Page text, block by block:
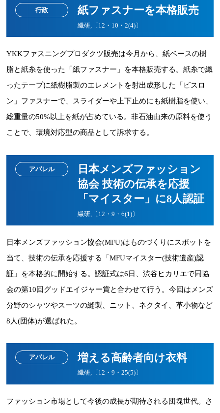
行政 紙ファスナーを本格販売
繊研,〔12・10・2(4)〕
YKKファスニングプロダクツ販売は今月から、紙ベースの樹
脂と紙糸を使った「紙ファスナー」を本格販売する。紙糸で織
ったテープに紙樹脂製のエレメントを射出成形した「ビスロ
ン」ファスナーで、スライダーや上下止めにも紙樹脂を使い、
総重量の50%以上を紙が占めている。非石油由来の原料を使う
ことで、環境対応型の商品として訴求する。
アパレル
日本メンズファッション
協会 技術の伝承を応援
「マイスター」に8人認証
繊研,〔12・9・6(1)〕
日本メンズファッション協会(MFU)はものづくりにスポットを
当て、技術の伝承を応援する「MFUマイスター(技術遺産)認
証」を本格的に開始する。認証式は6日、渋谷ヒカリエで同協
会の第10回グッドエイジャー賞と合わせて行う。今回はメンズ
分野のシャツやスーツの縫製、ニット、ネクタイ、革小物など
8人(団体)が選ばれた。
アパレル 増える高齢者向け衣料
繊研,〔12・9・25(5)〕
ファッション市場として今後の成長が期待される団塊世代。さ